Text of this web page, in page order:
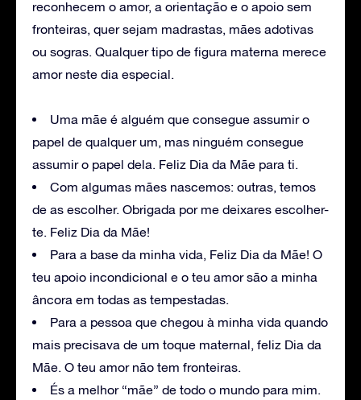
reconhecem o amor, a orientação e o apoio sem
fronteiras, quer sejam madrastas, mães adotivas
ou sogras. Qualquer tipo de figura materna merece
amor neste dia especial.
Uma mãe é alguém que consegue assumir o
papel de qualquer um, mas ninguém consegue
assumir o papel dela. Feliz Dia da Mãe para ti.
Com algumas mães nascemos: outras, temos
de as escolher. Obrigada por me deixares escolher-
te. Feliz Dia da Mãe!
Para a base da minha vida, Feliz Dia da Mãe! O
teu apoio incondicional e o teu amor são a minha
âncora em todas as tempestadas.
Para a pessoa que chegou à minha vida quando
mais precisava de um toque maternal, feliz Dia da
Mãe. O teu amor não tem fronteiras.
És a melhor “mãe” de todo o mundo para mim.